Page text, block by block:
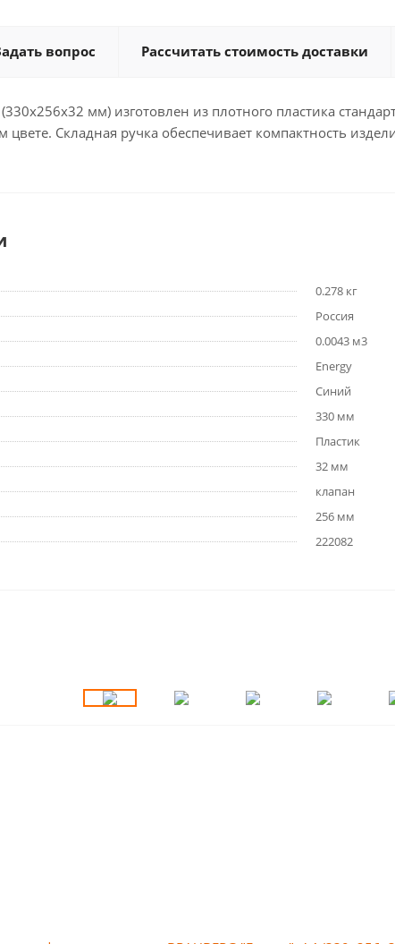
вопрос Рассчитать стоимость доставки
мм) изготовлен из плотного пластика
Складная ручка обеспечивает компактность
0.278 кг
Россия
0.0043 м3
Energy
Синий
330 мм
Пластик
32 мм
клапан
256 мм
222082